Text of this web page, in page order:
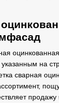
на
сварная
продажу